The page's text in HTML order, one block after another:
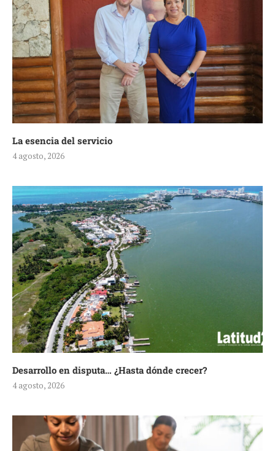
La esencia del servicio
4 agosto, 2026
Desarrollo en disputa… ¿Hasta dónde crecer?
4 agosto, 2026